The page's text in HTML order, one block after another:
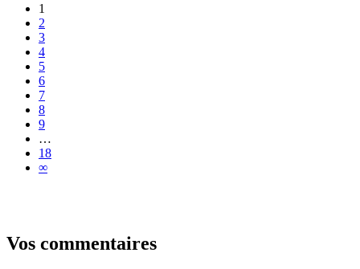
1
2
3
4
5
6
7
8
9
…
18
∞
Vos commentaires